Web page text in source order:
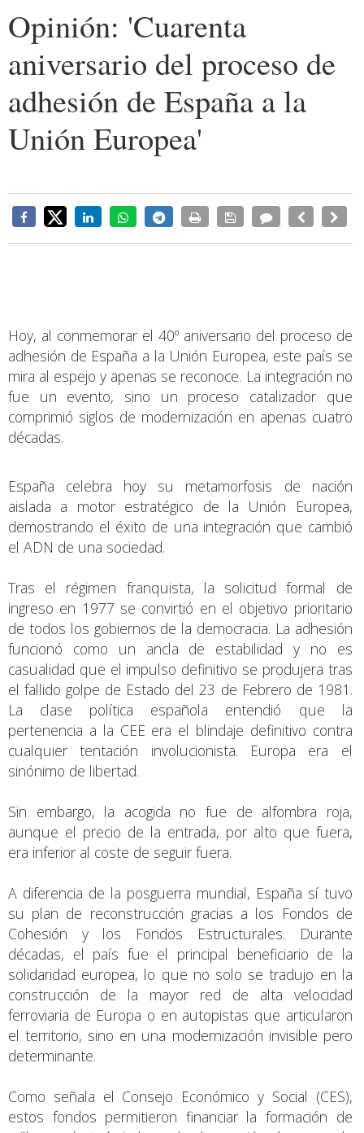
Opinión: 'Cuarenta
aniversario del proceso de
adhesión de España a la
Unión Europea'
Hoy, al conmemorar el 40º aniversario del proceso de
adhesión de España a la Unión Europea, este país se
mira al espejo y apenas se reconoce. La integración no
fue un evento, sino un proceso catalizador que
comprimió siglos de modernización en apenas cuatro
décadas.
España celebra hoy su metamorfosis de nación
aislada a motor estratégico de la Unión Europea,
demostrando el éxito de una integración que cambió
el ADN de una sociedad.
Tras el régimen franquista, la solicitud formal de
ingreso en 1977 se convirtió en el objetivo prioritario
de todos los gobiernos de la democracia. La adhesión
funcionó como un ancla de estabilidad y no es
casualidad que el impulso definitivo se produjera tras
el fallido golpe de Estado del 23 de Febrero de 1981.
La clase política española entendió que la
pertenencia a la CEE era el blindaje definitivo contra
cualquier tentación involucionista. Europa era el
sinónimo de libertad.
Sin embargo, la acogida no fue de alfombra roja,
aunque el precio de la entrada, por alto que fuera,
era inferior al coste de seguir fuera.
A diferencia de la posguerra mundial, España sí tuvo
su plan de reconstrucción gracias a los Fondos de
Cohesión y los Fondos Estructurales. Durante
décadas, el país fue el principal beneficiario de la
solidaridad europea, lo que no solo se tradujo en la
construcción de la mayor red de alta velocidad
ferroviaria de Europa o en autopistas que articularon
el territorio, sino en una modernización invisible pero
determinante.
Como señala el Consejo Económico y Social (CES),
estos fondos permitieron financiar la formación de